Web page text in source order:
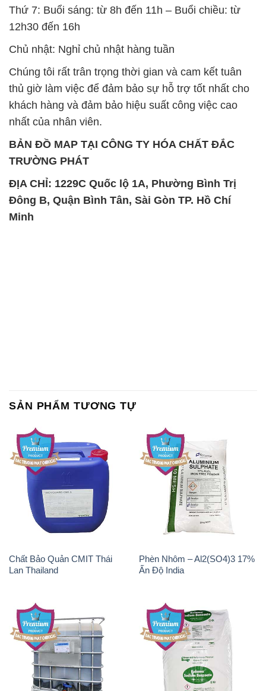
Thứ 7: Buổi sáng: từ 8h đến 11h – Buổi chiều: từ
12h30 đến 16h
Chủ nhật: Nghỉ chủ nhật hàng tuần
Chúng tôi rất trân trọng thời gian và cam kết tuân
thủ giờ làm việc để đảm bảo sự hỗ trợ tốt nhất cho
khách hàng và đảm bảo hiệu suất công việc cao
nhất của nhân viên.
BẢN ĐỒ MAP TẠI CÔNG TY HÓA CHẤT ĐẮC
TRƯỜNG PHÁT
ĐỊA CHỈ: 1229C Quốc lộ 1A, Phường Bình Trị
Đông B, Quận Bình Tân, Sài Gòn TP. Hồ Chí
Minh
SẢN PHẨM TƯƠNG TỰ
Chất Bảo Quản CMIT Thái
Lan Thailand
Phèn Nhôm – Al2(SO4)3 17%
Ấn Độ India